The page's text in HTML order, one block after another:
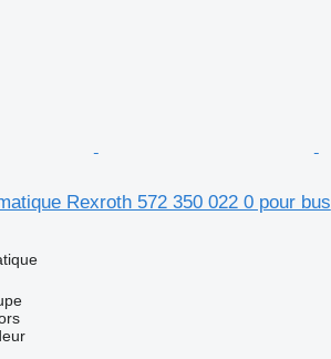
Rexroth 572 350 022 0 pour bus